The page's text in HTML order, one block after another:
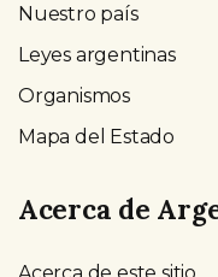
Nuestro país
Leyes argentinas
Organismos
Mapa del Estado
Acerca de